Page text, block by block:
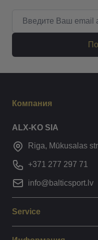
Компания
ALX-KO SIA
Riga, Mūkusalas
+371 277 297 71
info@balticsport.lv
Service